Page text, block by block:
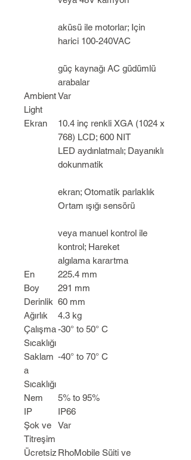
aküsü ile motorlar; Için
harici 100-240VAC
güç kaynağı AC güdümlü
arabalar
Ambient
Light
Var
Ekran
10.4 inç renkli XGA (1024 x
768) LCD; 600 NIT
LED aydınlatmalı; Dayanıklı
dokunmatik
ekran; Otomatik parlaklık
Ortam ışığı sensörü
veya manuel kontrol ile
kontrol; Hareket
algılama karartma
En
225.4 mm
Boy
291 mm
Derinlik 60 mm
Ağırlık
4.3 kg
Çalışma
Sıcaklığı
-30° to 50° C
Saklam
a
Sıcaklığı
-40° to 70° C
Nem
5% to 95%
IP
IP66
Şok ve
Titreşim
Var
Ücretsiz RhoMobile Süiti ve